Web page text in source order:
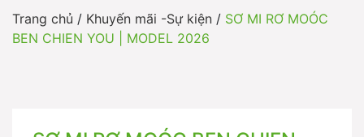
Trang chủ / Khuyến mãi -Sự kiện / SƠ MI RƠ MOÓC
BEN CHIEN YOU | MODEL 2026